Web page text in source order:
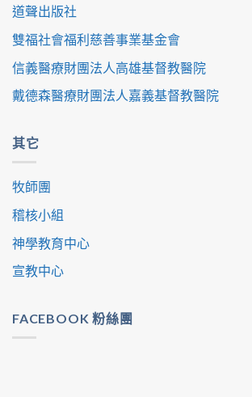
道聲出版社
雙福社會福利慈善事業基金會
信義醫療財團法人高雄基督教醫院
戴德森醫療財團法人嘉義基督教醫院
其它
牧師團
稽核小組
神學教育中心
宣教中心
FACEBOOK 粉絲團